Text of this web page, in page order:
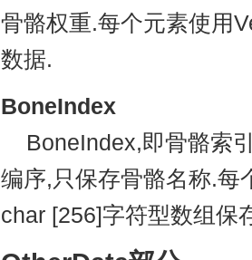
骨骼权重.每个元素使用
数据.
BoneIndex
BoneIndex,即骨骼索
编序,只保存骨骼名称.每
char [256]字符型数组保